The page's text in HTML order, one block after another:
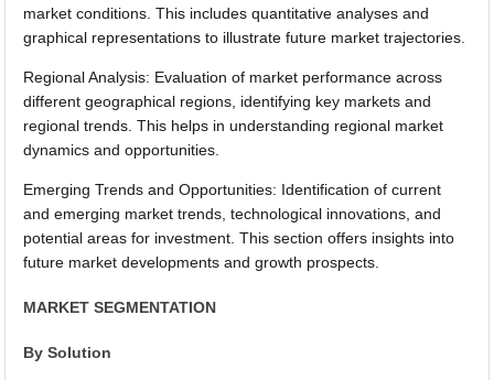
market conditions. This includes quantitative analyses and
graphical representations to illustrate future market trajectories.
Regional Analysis: Evaluation of market performance across
different geographical regions, identifying key markets and
regional trends. This helps in understanding regional market
dynamics and opportunities.
Emerging Trends and Opportunities: Identification of current
and emerging market trends, technological innovations, and
potential areas for investment. This section offers insights into
future market developments and growth prospects.
MARKET SEGMENTATION
By Solution